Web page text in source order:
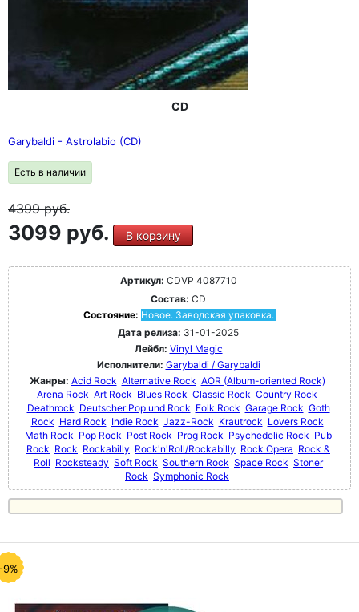
CD
Garybaldi - Astrolabio (CD)
Есть в наличии
4399руб.
3099 руб. В корзину
Артикул: CDVP 4087710
Состав: CD
Состояние: Новое. Заводская упаковка.
Дата релиза: 31-01-2025
Лейбл: Vinyl Magic
Исполнители: Garybaldi / Garybaldi
Жанры: Acid Rock Alternative Rock AOR (Album-oriented Rock)
Arena Rock Art Rock Blues Rock Classic Rock Country Rock
Deathrock Deutscher Pop und Rock Folk Rock Garage Rock Goth
Rock Hard Rock Indie Rock Jazz-Rock Krautrock Lovers Rock
Math Rock Pop Rock Post Rock Prog Rock Psychedelic Rock Pub
Rock Rock Rockabilly Rock'n'Roll/Rockabilly Rock Opera Rock &
Roll Rocksteady Soft Rock Southern Rock Space Rock Stoner
Rock Symphonic Rock
9%